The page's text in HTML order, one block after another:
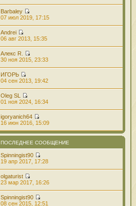
Barbaley
07 июл 2019, 17:15
Andrei
06 авг 2013, 15:35
Алекс R.
30 ноя 2015, 23:33
ИГОРЬ
04 сен 2013, 19:42
Oleg SL
01 ноя 2024, 16:34
igoryanich64
16 июн 2016, 15:09
ПОСЛЕДНЕЕ СООБЩЕНИЕ
Spinningist90
19 апр 2017, 17:28
olgaturist
23 мар 2017, 16:26
Spinningist90
08 сен 2015, 12:51